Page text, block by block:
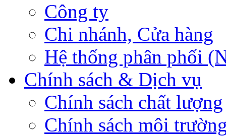
Công ty
Chi nhánh, Cửa hàng
Hệ thống phân phối
Chính sách & Dịch vụ
Chính sách chất lượng
Chính sách môi